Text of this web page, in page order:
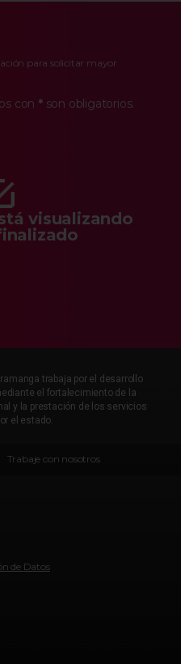
para solicitar mayor
con *son obligatorios.
visualizando
trabaja por el desarrollo
el fortalecimiento de la
y la prestación de los servicios
el estado.
Trabaje con nosotros
de Datos